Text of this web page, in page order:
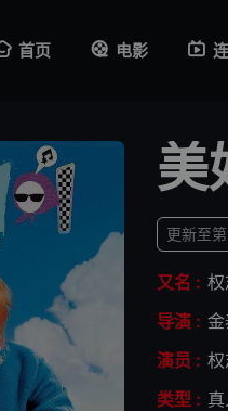
首页 电影
美
更新至
又名 :
导演 :
演员 :
类型 :